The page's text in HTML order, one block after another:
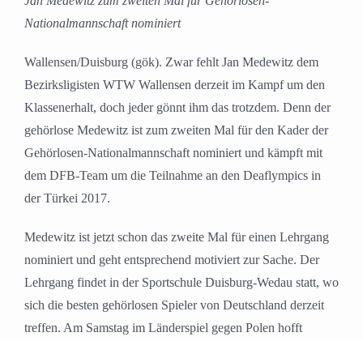
Nationalmannschaft nominiert
Wallensen/Duisburg (gök). Zwar fehlt Jan Medewitz dem
Bezirksligisten WTW Wallensen derzeit im Kampf um den
Klassenerhalt, doch jeder gönnt ihm das trotzdem. Denn der
gehörlose Medewitz ist zum zweiten Mal für den Kader der
Gehörlosen-Nationalmannschaft nominiert und kämpft mit
dem DFB-Team um die Teilnahme an den Deaflympics in
der Türkei 2017.
Medewitz ist jetzt schon das zweite Mal für einen Lehrgang
nominiert und geht entsprechend motiviert zur Sache. Der
Lehrgang findet in der Sportschule Duisburg-Wedau statt, wo
sich die besten gehörlosen Spieler von Deutschland derzeit
treffen. Am Samstag im Länderspiel gegen Polen hofft